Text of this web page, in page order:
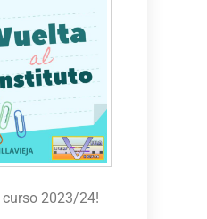
curso 2023/24!